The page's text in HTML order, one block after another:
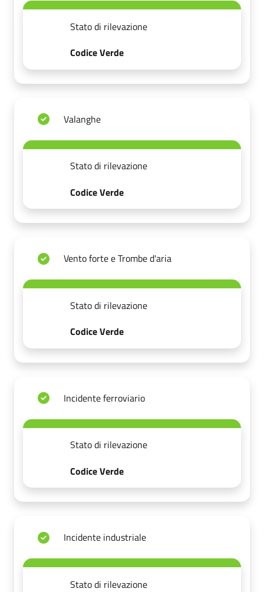
Stato di rilevazione
Codice Verde
Valanghe
Stato di rilevazione
Codice Verde
Vento forte e Trombe d'aria
Stato di rilevazione
Codice Verde
Incidente ferroviario
Stato di rilevazione
Codice Verde
Incidente industriale
Stato di rilevazione